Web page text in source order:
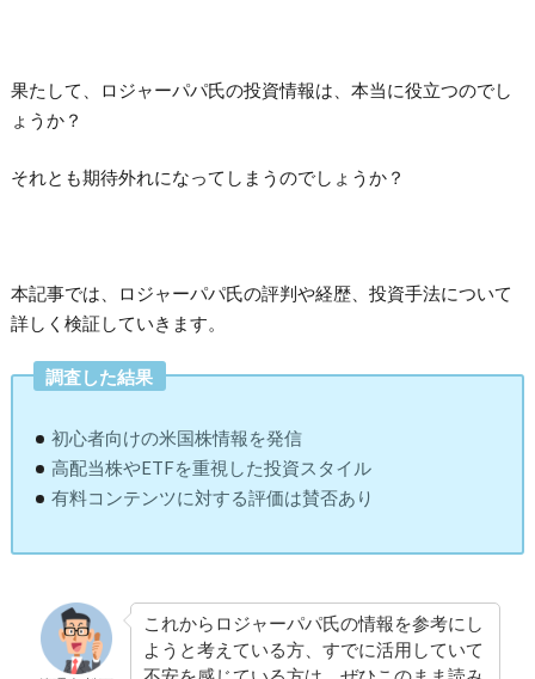
果たして、ロジャーパパ氏の投資情報は、本当に役立つのでし
ょうか？
それとも期待外れになってしまうのでしょうか？
本記事では、ロジャーパパ氏の評判や経歴、投資手法について
詳しく検証していきます。
調査した結果
初心者向けの米国株情報を発信
高配当株やETFを重視した投資スタイル
有料コンテンツに対する評価は賛否あり
これからロジャーパパ氏の情報を参考にし
ようと考えている方、すでに活用していて